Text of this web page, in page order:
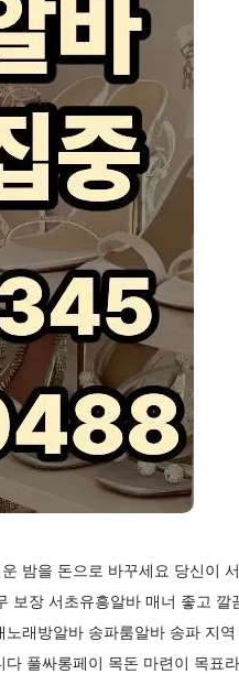
밤을 돈으로 바꾸세요 당신이
보장 서초유흥알바 매너 좋고 깔
래방알바 송파룸알바 송파 지역
풀싸롱페이 목돈 마련이 목표